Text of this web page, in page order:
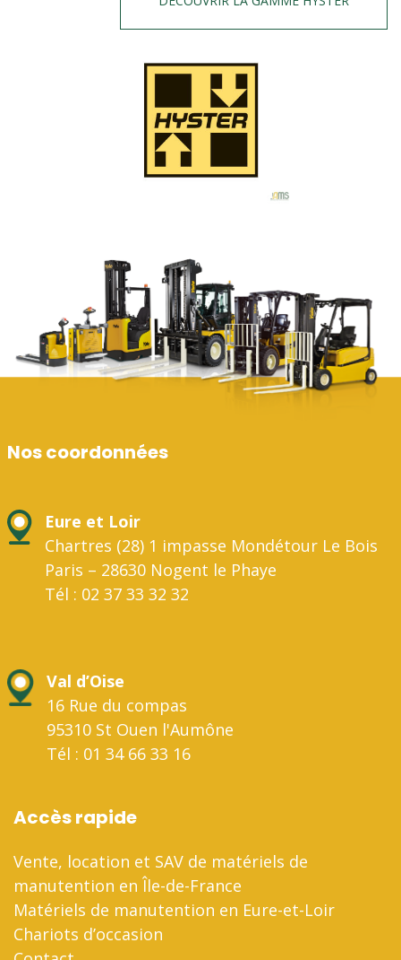
Nos coordonnées
Eure et Loir
Chartres (28) 1 impasse Mondétour Le Bois
Paris – 28630 Nogent le Phaye
Tél : 02 37 33 32 32
Val d’Oise
16 Rue du compas
95310 St Ouen l'Aumône
Tél : 01 34 66 33 16
Accès rapide
Vente, location et SAV de matériels de
manutention en Île-de-France
Matériels de manutention en Eure-et-Loir
Chariots d’occasion